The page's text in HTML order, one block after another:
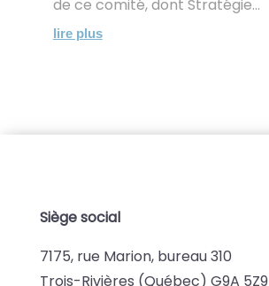
de ce comité, dont Stratégie...
lire plus
Siège social
7175, rue Marion, bureau 310
Trois-Rivières (Québec) G9A 5Z9